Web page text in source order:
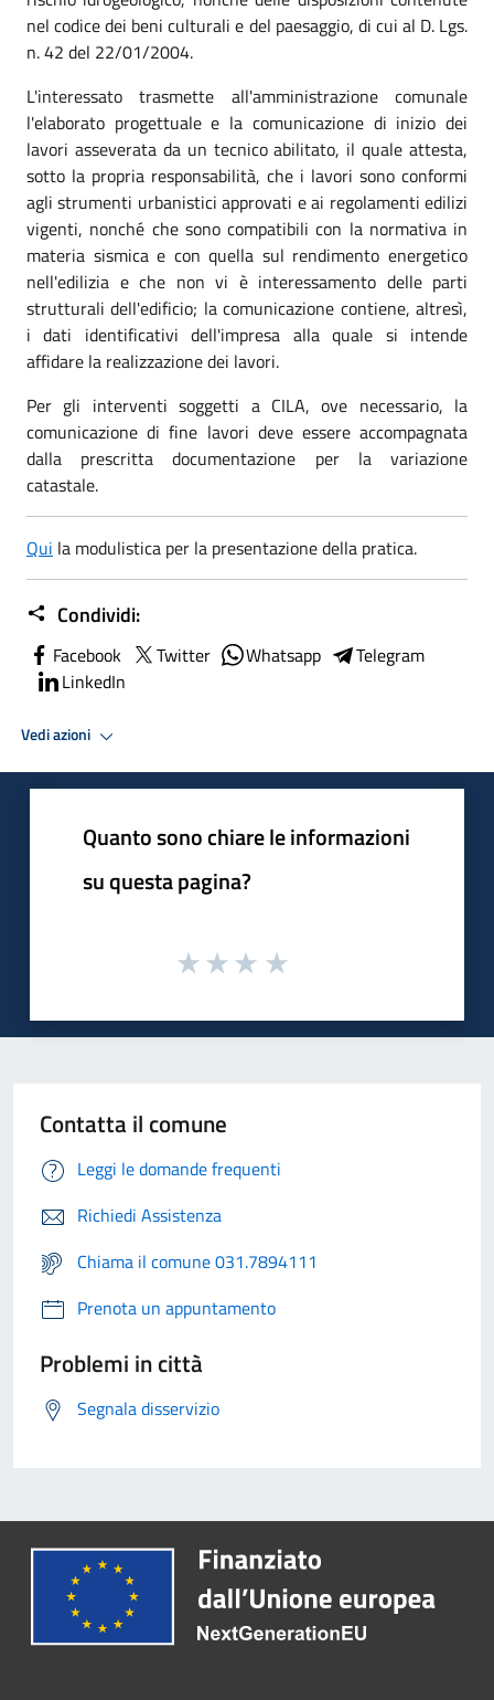
nel codice dei beni culturali e del paesaggio, di cui al D. Lgs.
n. 42 del 22/01/2004.
L'interessato trasmette all'amministrazione comunale
l'elaborato progettuale e la comunicazione di inizio dei
lavori asseverata da un tecnico abilitato, il quale attesta,
sotto la propria responsabilità, che i lavori sono conformi
agli strumenti urbanistici approvati e ai regolamenti edilizi
vigenti, nonché che sono compatibili con la normativa in
materia sismica e con quella sul rendimento energetico
nell'edilizia e che non vi è interessamento delle parti
strutturali dell'edificio; la comunicazione contiene, altresì,
i dati identificativi dell'impresa alla quale si intende
affidare la realizzazione dei lavori.
Per gli interventi soggetti a CILA, ove necessario, la
comunicazione di fine lavori deve essere accompagnata
dalla prescritta documentazione per la variazione
catastale.
Qui la modulistica per la presentazione della pratica.
Condividi:
Facebook Twitter Whatsapp
Telegram
LinkedIn
Vedi azioni
Quanto sono chiare le informazioni
su questa pagina?
Contatta il comune
Leggi le domande frequenti
Richiedi Assistenza
Chiama il comune 031.7894111
Prenota un appuntamento
Problemi in città
Segnala disservizio